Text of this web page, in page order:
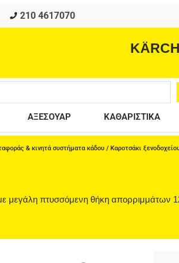
210 4617070
ΑΞΕΣΟΥΑΡ ΚΑΘΑΡΙΣΤΙΚΑ
& κινητά συστήματα κάδου / Καροτσάκι
μεγάλη πτυσσόμενη θήκη απορριμμάτων